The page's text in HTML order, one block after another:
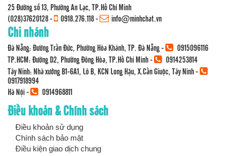
25 Đường số 13, Phường An Lạc, TP.Hồ Chí Minh
(028)37620128- 0918.276.118- info@minhchat.vn
Chi nhánh
Đà Nẵng: Đường Trần Đức, Phường Hòa Khánh, TP. Đà Nẵng -
0915096116
TP.HCM: Đường D2, Phường Đông Hòa, TP.Hồ Chí Minh -
0914253814
Tây Ninh: Nhà xưởng B1-6A1, Lô B, KCN Long Hậu, X.Cần Giuộc, Tây Ninh -
0917918994
Hà Nội -
0914968811
Điều khoản & Chính sách
Điều khoản sử dụng
Chính sách bảo mật
Điều kiện giao dịch chung